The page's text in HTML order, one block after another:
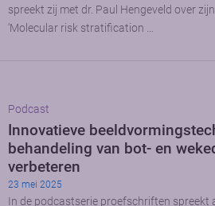
spreekt zij met dr. Paul Hengeveld over
‘Molecular risk stratification …
Podcast
Innovatieve
behandeling van bot- en
verbeteren
23 mei 2025
In de podcastserie proefschriften spreekt